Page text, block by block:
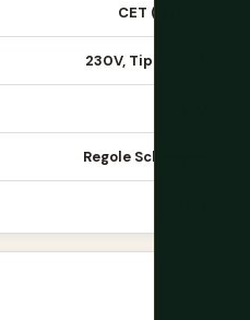
CET (UTC+1)
230V, Tipo C/E/F
Regole Schengen